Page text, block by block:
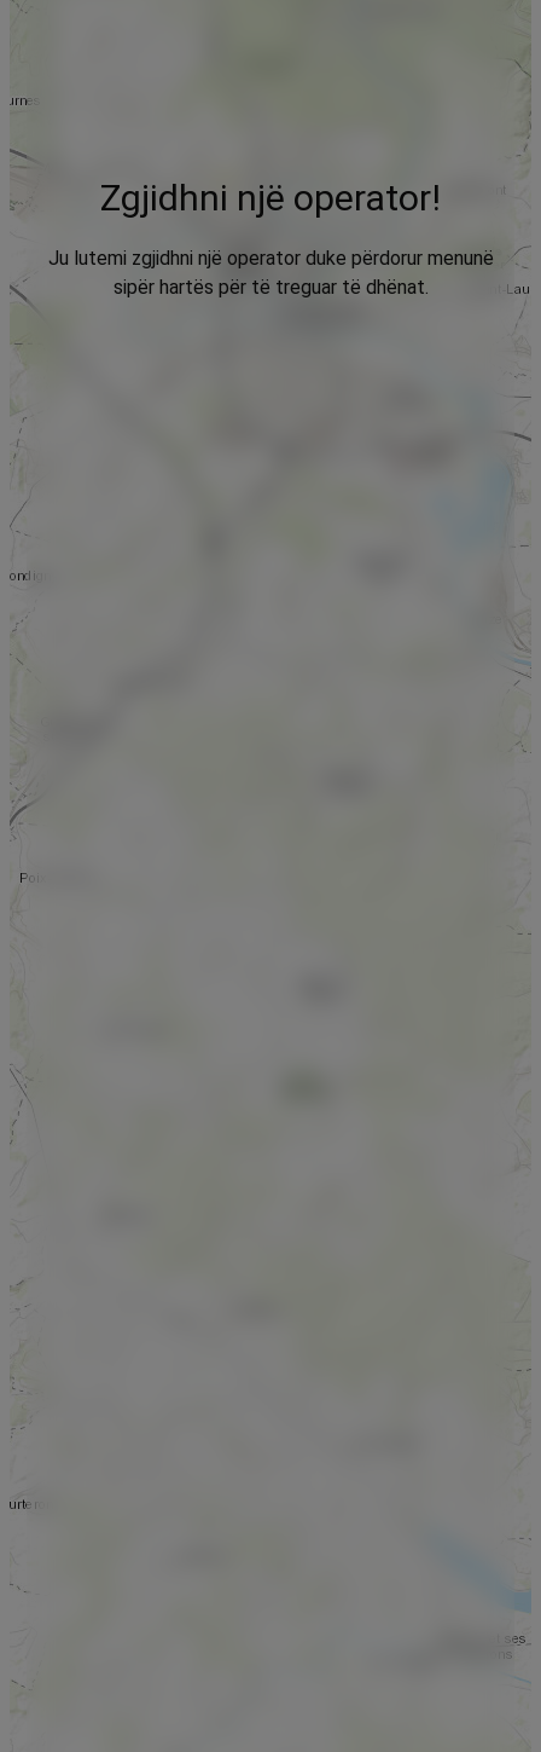
Zgjidhni një operator!
Ju lutemi zgjidhni një operator duke përdorur menunë
sipër hartës për të treguar të dhënat.